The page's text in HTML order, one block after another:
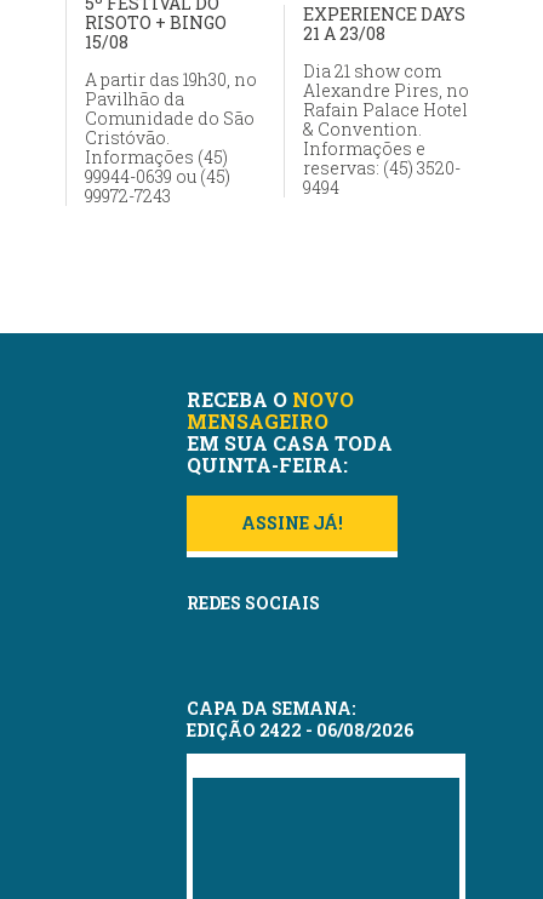
RISOTO + BINGO
15/08
A partir das 19h30, no
Pavilhão da
Comunidade do São
Cristóvão.
Informações (45)
99944-0639 ou (45)
99972-7243
EXPERIENCE DAYS
21 A 23/08
Dia 21 show com
Alexandre Pires, no
Rafain Palace Hotel
& Convention.
Informações e
reservas: (45) 3520-
9494
RECEBA O NOVO
MENSAGEIRO
EM SUA CASA TODA
QUINTA-FEIRA:
ASSINE JÁ!
REDES SOCIAIS
CAPA DA SEMANA:
EDIÇÃO 2422 - 06/08/2026